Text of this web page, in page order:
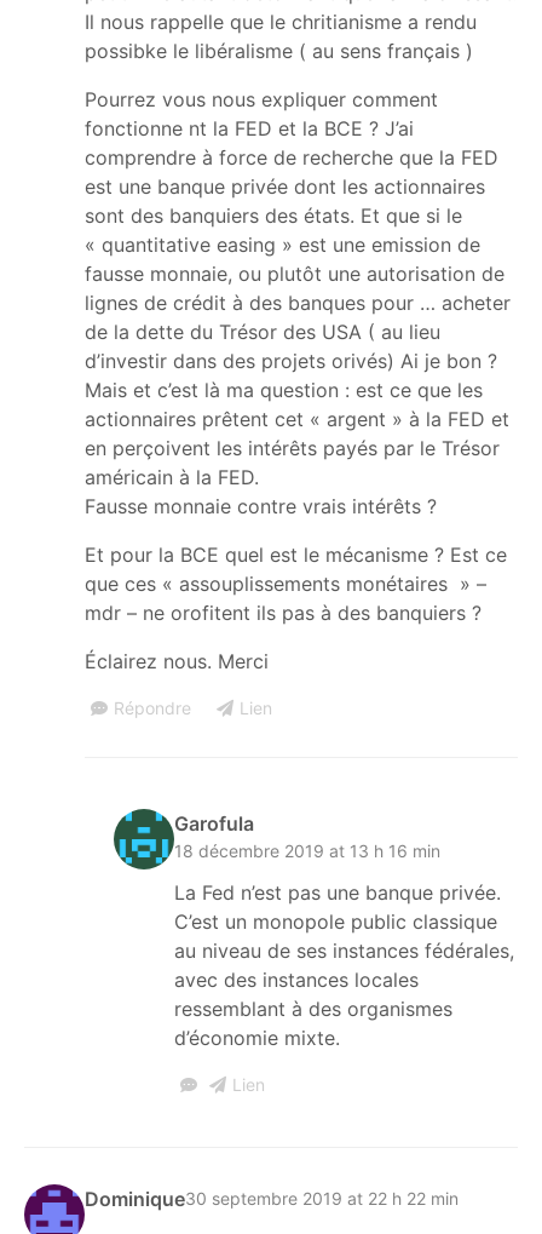
Il nous rappelle que le chritianisme a rendu
possibke le libéralisme ( au sens français )
Pourrez vous nous expliquer comment
fonctionne nt la FED et la BCE ? J’ai
comprendre à force de recherche que la FED
est une banque privée dont les actionnaires
sont des banquiers des états. Et que si le
« quantitative easing » est une emission de
fausse monnaie, ou plutôt une autorisation de
lignes de crédit à des banques pour … acheter
de la dette du Trésor des USA ( au lieu
d’investir dans des projets orivés) Ai je bon ?
Mais et c’est là ma question : est ce que les
actionnaires prêtent cet « argent » à la FED et
en perçoivent les intérêts payés par le Trésor
américain à la FED.
Fausse monnaie contre vrais intérêts ?
Et pour la BCE quel est le mécanisme ? Est ce
que ces « assouplissements monétaires » –
mdr – ne orofitent ils pas à des banquiers ?
Éclairez nous. Merci
Répondre Lien
Garofula
18 décembre 2019 at 13 h 16 min
La Fed n’est pas une banque privée.
C’est un monopole public classique
au niveau de ses instances fédérales,
avec des instances locales
ressemblant à des organismes
d’économie mixte.
Lien
Dominique30 septembre 2019 at 22 h 22 min